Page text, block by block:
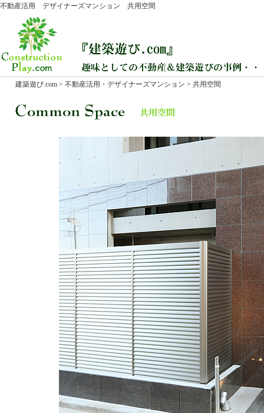
不動産活用 デザイナーズマンション 共用空間
建築遊び.com> 不動産活用・デザイナーズマンション > 共用空間